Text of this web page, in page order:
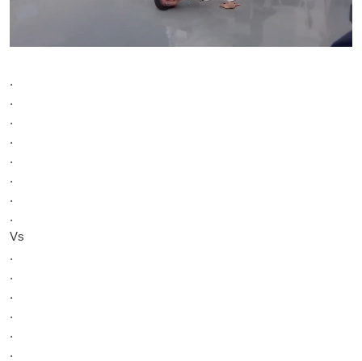
.
.
.
.
.
.
.
.
Vs
.
.
.
.
.
.